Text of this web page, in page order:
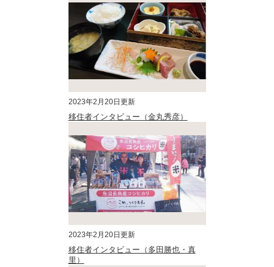
2023年2月20日更新
移住者インタビュー（金丸秀彦）
2023年2月20日更新
移住者インタビュー（多田勝也・真
里）